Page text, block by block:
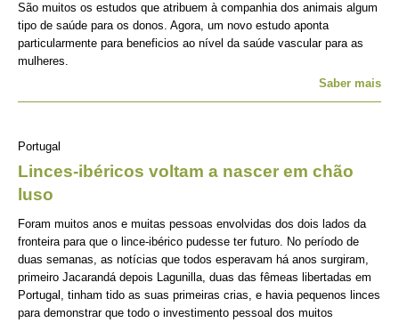
São muitos os estudos que atribuem à companhia dos animais algum
tipo de saúde para os donos. Agora, um novo estudo aponta
particularmente para beneficios ao nível da saúde vascular para as
mulheres.
Saber mais
Portugal
Linces-ibéricos voltam a nascer em chão
luso
Foram muitos anos e muitas pessoas envolvidas dos dois lados da
fronteira para que o lince-ibérico pudesse ter futuro. No período de
duas semanas, as notícias que todos esperavam há anos surgiram,
primeiro Jacarandá depois Lagunilla, duas das fêmeas libertadas em
Portugal, tinham tido as suas primeiras crias, e havia pequenos linces
para demonstrar que todo o investimento pessoal dos muitos